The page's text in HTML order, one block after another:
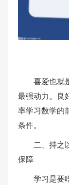
喜爱也就
最强动力。良
率学习数学的
条件。
二、持之
保障
学习是要